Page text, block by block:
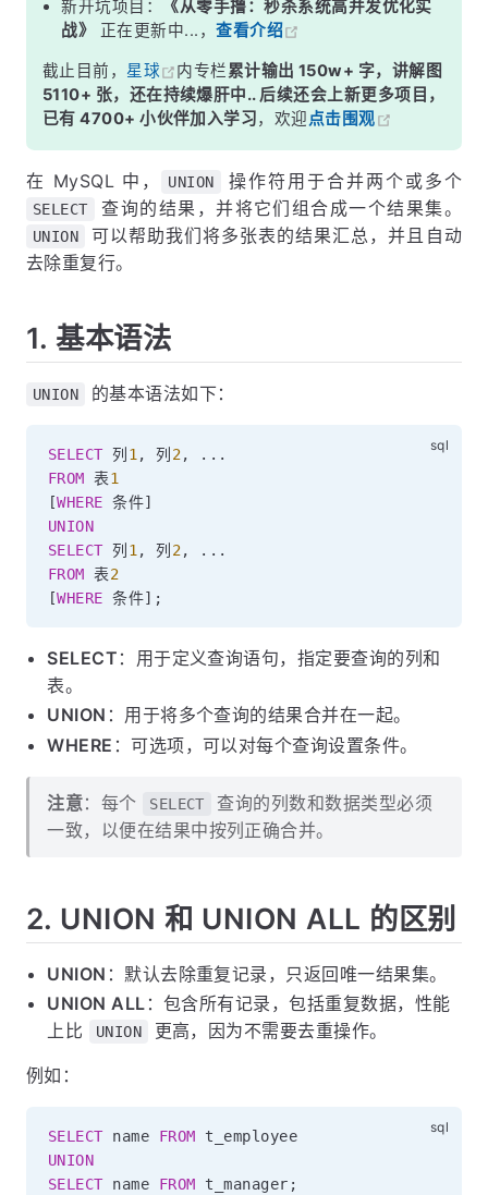
新开坑项目：
《从零手撸：秒杀系统高并发优化实
战》
正在更新中...，查看介绍
截止目前， 星球 内专栏累计输出 150w+ 字，讲解图
5110+ 张，还在持续爆肝中.. 后续还会上新更多项目，
已有 4700+ 小伙伴加入学习，欢迎点击围观
在 MySQL 中， UNION 操作符用于合并两个或多个
SELECT 查询的结果，并将它们组合成一个结果集。
UNION
可以帮助我们将多张表的结果汇总，并且自动
去除重复行。
1. 基本语法
UNION 的基本语法如下：
SELECT 列 1 , 列 2, . . .
FROM 表1
[WHERE 条件]
UNION
SELECT 列 1 , 列 2, . . .
FROM 表2
[WHERE 条件] ;
SELECT ：用于定义查询语句，指定要查询的列和
表。
UNION ：用于将多个查询的结果合并在一起。
WHERE ：可选项，可以对每个查询设置条件。
注意：每个 SELECT
查询的列数和数据类型必须
一致，以便在结果中按列正确合并。
2. UNION 和 UNION ALL 的区别
UNION ：默认去除重复记录，只返回唯一结果集。
UNION ALL ：包含所有记录，包括重复数据，性能
上比
UNION 更高，因为不需要去重操作。
例如：
SELECT name FROM
t_employee
UNION
SELECT name FROM t_manager ;